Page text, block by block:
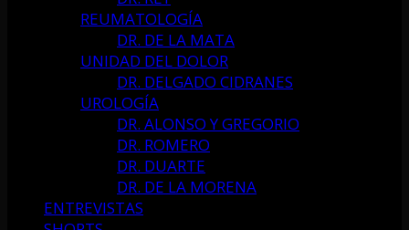
REUMATOLOGÍA
DR. DE LA MATA
UNIDAD DEL DOLOR
DR. DELGADO CIDRANES
UROLOGÍA
DR. ALONSO Y GREGORIO
DR. ROMERO
DR. DUARTE
DR. DE LA MORENA
ENTREVISTAS